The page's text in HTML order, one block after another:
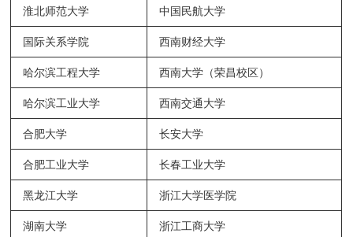
淮北师范大学 中国民航大学
国际关系学院 西南财经大学
哈尔滨工程大学 西南大学（荣昌校区）
哈尔滨工业大学 西南交通大学
合肥大学 长安大学
合肥工业大学 长春工业大学
黑龙江大学 浙江大学医学院
湖南大学 浙江工商大学